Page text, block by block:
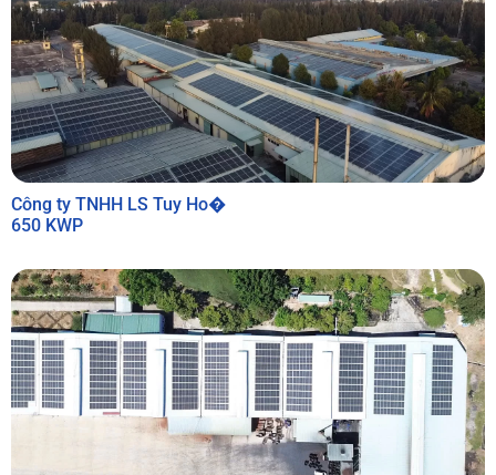
Công ty TNHH LS Tuy Ho�
650 KWP